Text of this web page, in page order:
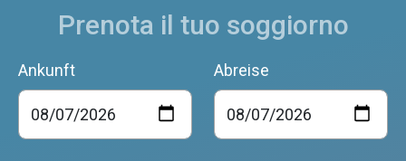
Prenota il tuo soggiorno
Ankunft Abreise